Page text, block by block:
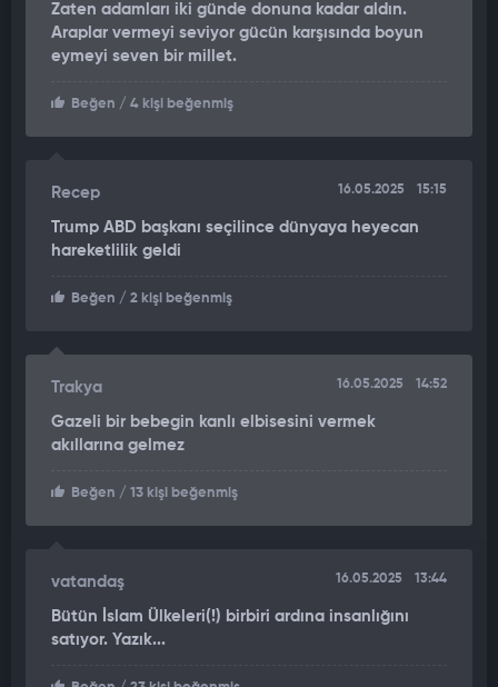
Zaten adamları iki günde donuna kadar aldın.
Araplar vermeyi seviyor gücün karşısında boyun
eymeyi seven bir millet.
Beğen / 4 kişi beğenmiş
Recep 16.05.2025 15:15
Trump ABD başkanı seçilince dünyaya heyecan
hareketlilik geldi
Beğen / 2 kişi beğenmiş
Trakya 16.05.2025 14:52
Gazeli bir bebegin kanlı elbisesini vermek
akıllarına gelmez
Beğen / 13 kişi beğenmiş
vatandaş 16.05.2025 13:44
Bütün İslam Ülkeleri(!) birbiri ardına insanlığını
satıyor. Yazık...